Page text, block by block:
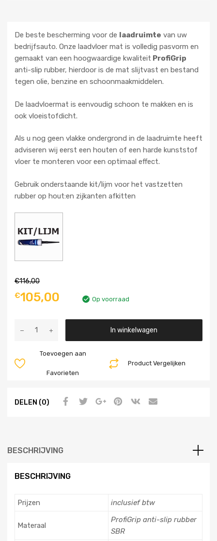
De beste bescherming voor de laadruimte van uw
bedrijfsauto. Onze laadvloer mat is volledig pasvorm en
gemaakt van een hoogwaardige kwaliteit ProfiGrip
anti-slip rubber, hierdoor is de mat slijtvast en bestand
tegen olie, benzine en schoonmaakmiddelen.
De laadvloermat is eenvoudig schoon te makken en is
ook vloeistofdicht.
Als u nog geen vlakke ondergrond in de laadruimte heeft
adviseren wij eerst een houten of een harde kunststof
vloer te monteren voor een optimaal effect.
Gebruik onderstaande kit/lijm voor het vastzetten
rubber op hout:en zijkanten afkitten
€116,00
€105,00 Op voorraad
In winkelwagen
Product Vergelijken
Toevoegen aan
Favorieten
DELEN (0)
BESCHRIJVING
BESCHRIJVING
Prijzen inclusief btw
Materaal
ProfiGrip anti-slip rubber
SBR